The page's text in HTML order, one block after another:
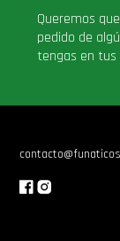
Queremos
pedido de
tengas en tus